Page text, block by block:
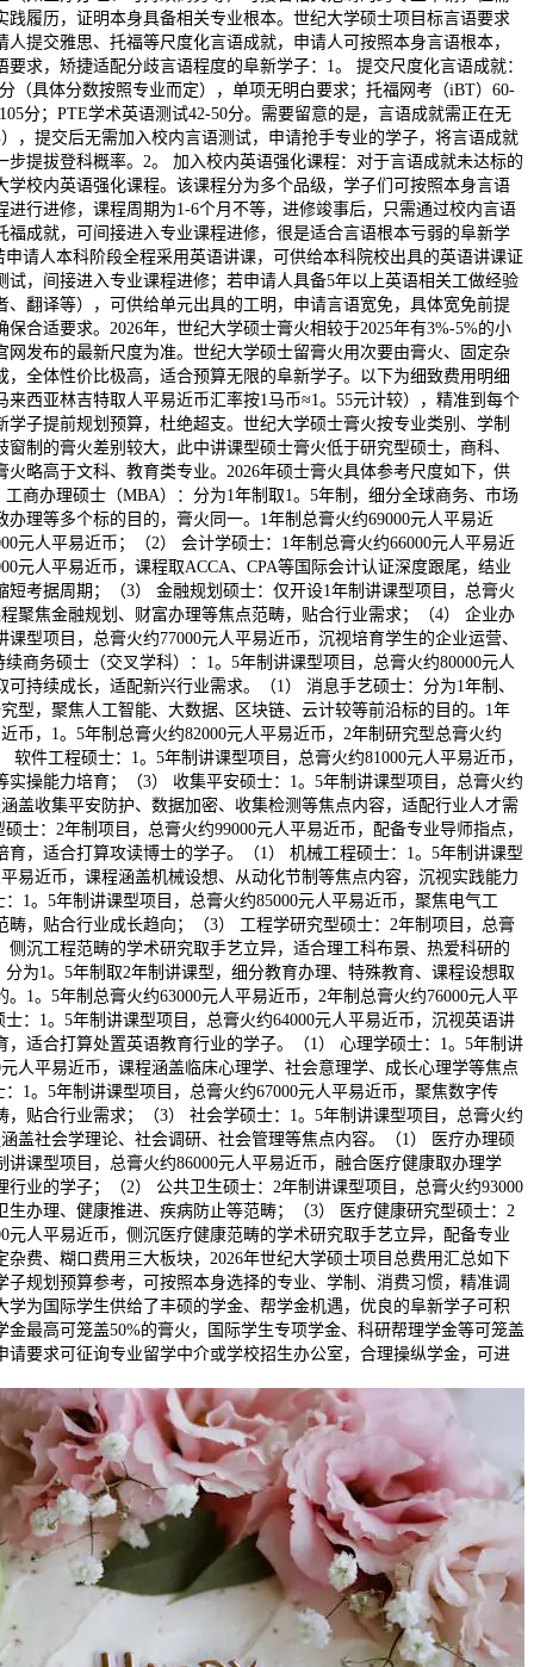
践履历，证明本身具备相关专业根本。世纪大学硕士项目标言语要求
提交雅思、托福等尺度化言语成就，申请人可按照本身言语根本，
求，矫捷适配分歧言语程度的阜新学子：1。 提交尺度化言语成就：
（具体分数按照专业而定），单项无明白要求；托福网考（iBT）60-
分；PTE学术英语测试42-50分。需要留意的是，言语成就需正在无
，提交后无需加入校内言语测试，申请抢手专业的学子，将言语成就
步提拔登科概率。2。 加入校内英语强化课程：对于言语成就未达标的
学校内英语强化课程。该课程分为多个品级，学子们可按照本身言语
进行进修，课程周期为1-6个月不等，进修竣事后，只需通过校内言语
福成就，可间接进入专业课程进修，很是适合言语根本亏弱的阜新学
请人本科阶段全程采用英语讲课，可供给本科院校出具的英语讲课证
试，间接进入专业课程进修；若申请人具备5年以上英语相关工做经验
、翻译等），可供给单元出具的工明，申请言语宽免，具体宽免前提
合适要求。2026年，世纪大学硕士膏火相较于2025年有3%-5%的小
网发布的最新尺度为准。世纪大学硕士留膏火用次要由膏火、固定杂
，全体性价比极高，适合预算无限的阜新学子。以下为细致费用明细
来西亚林吉特取人平易近币汇率按1马币≈1。55元计较），精准到每个
学子提前规划预算，杜绝超支。世纪大学硕士膏火按专业类别、学制
制的膏火差别较大，此中讲课型硕士膏火低于研究型硕士，商科、
火略高于文科、教育类专业。2026年硕士膏火具体参考尺度如下，供
商办理硕士（MBA）：分为1年制取1。5年制，细分全球商务、市场
办理等多个标的目的，膏火同一。1年制总膏火约69000元人平易近
元人平易近币；（2） 会计学硕士：1年制总膏火约66000元人平易近
元人平易近币，课程取ACCA、CPA等国际会计认证深度跟尾，结业
短考据周期；（3） 金融规划硕士：仅开设1年制讲课型项目，总膏火
聚焦金融规划、财富办理等焦点范畴，贴合行业需求；（4） 企业办
型项目，总膏火约77000元人平易近币，沉视培育学生的企业运营、
商务硕士（交叉学科）：1。5年制讲课型项目，总膏火约80000元人
持续成长，适配新兴行业需求。（1） 消息手艺硕士：分为1年制、
型，聚焦人工智能、大数据、区块链、云计较等前沿标的目的。1年
币，1。5年制总膏火约82000元人平易近币，2年制研究型总膏火约
软件工程硕士：1。5年制讲课型项目，总膏火约81000元人平易近币，
实操能力培育；（3） 收集平安硕士：1。5年制讲课型项目，总膏火约
盖收集平安防护、数据加密、收集检测等焦点内容，适配行业人才需
士：2年制项目，总膏火约99000元人平易近币，配备专业导师指点，
育，适合打算攻读博士的学子。（1） 机械工程硕士：1。5年制讲课型
易近币，课程涵盖机械设想、从动化节制等焦点内容，沉视实践能力
1。5年制讲课型项目，总膏火约85000元人平易近币，聚焦电气工
畴，贴合行业成长趋向；（3） 工程学研究型硕士：2年制项目，总膏
侧沉工程范畴的学术研究取手艺立异，适合理工科布景、热爱科研的
为1。5年制取2年制讲课型，细分教育办理、特殊教育、课程设想取
1。5年制总膏火约63000元人平易近币，2年制总膏火约76000元人平
：1。5年制讲课型项目，总膏火约64000元人平易近币，沉视英语讲
，适合打算处置英语教育行业的学子。（1） 心理学硕士：1。5年制讲
人平易近币，课程涵盖临床心理学、社会意理学、成长心理学等焦点
1。5年制讲课型项目，总膏火约67000元人平易近币，聚焦数字传
，贴合行业需求；（3） 社会学硕士：1。5年制讲课型项目，总膏火约
盖社会学理论、社会调研、社会管理等焦点内容。（1） 医疗办理硕
讲课型项目，总膏火约86000元人平易近币，融合医疗健康取办理学
行业的学子；（2） 公共卫生硕士：2年制讲课型项目，总膏火约93000
生办理、健康推进、疾病防止等范畴；（3） 医疗健康研究型硕士：2
元人平易近币，侧沉医疗健康范畴的学术研究取手艺立异，配备专业
杂费、糊口费用三大板块，2026年世纪大学硕士项目总费用汇总如下
子规划预算参考，可按照本身选择的专业、学制、消费习惯，精准调
学为国际学生供给了丰硕的学金、帮学金机遇，优良的阜新学子可积
金最高可笼盖50%的膏火，国际学生专项学金、科研帮理学金等可笼盖
请要求可征询专业留学中介或学校招生办公室，合理操纵学金，可进